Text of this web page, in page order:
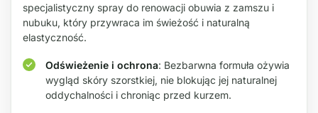
specjalistyczny spray do renowacji obuwia z zamszu i
nubuku, który przywraca im świeżość i naturalną
elastyczność.
Odświeżenie i ochrona: Bezbarwna formuła ożywia
wygląd skóry szorstkiej, nie blokując jej naturalnej
oddychalności i chroniąc przed kurzem.